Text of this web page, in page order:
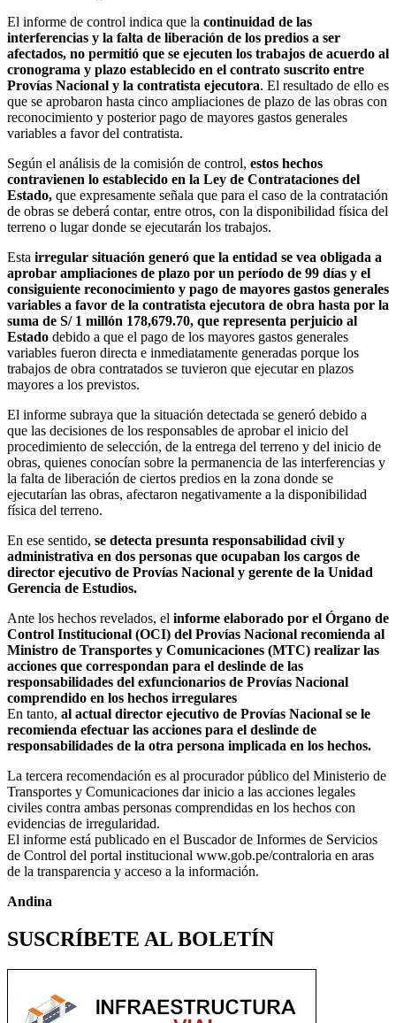
El informe de control indica que la continuidad de las
interferencias y la falta de liberación de los predios a ser
afectados, no permitió que se ejecuten los trabajos de acuerdo al
cronograma y plazo establecido en el contrato suscrito entre
Provías Nacional y la contratista ejecutora. El resultado de ello es
que se aprobaron hasta cinco ampliaciones de plazo de las obras con
reconocimiento y posterior pago de mayores gastos generales
variables a favor del contratista.
Según el análisis de la comisión de control, estos hechos
contravienen lo establecido en la Ley de Contrataciones del
Estado, que expresamente señala que para el caso de la contratación
de obras se deberá contar, entre otros, con la disponibilidad física del
terreno o lugar donde se ejecutarán los trabajos.
Esta irregular situación generó que la entidad se vea obligada a
aprobar ampliaciones de plazo por un período de 99 días y el
consiguiente reconocimiento y pago de mayores gastos generales
variables a favor de la contratista ejecutora de obra hasta por la
suma de S/ 1 millón 178,679.70, que representa perjuicio al
Estado debido a que el pago de los mayores gastos generales
variables fueron directa e inmediatamente generadas porque los
trabajos de obra contratados se tuvieron que ejecutar en plazos
mayores a los previstos.
El informe subraya que la situación detectada se generó debido a
que las decisiones de los responsables de aprobar el inicio del
procedimiento de selección, de la entrega del terreno y del inicio de
obras, quienes conocían sobre la permanencia de las interferencias y
la falta de liberación de ciertos predios en la zona donde se
ejecutarían las obras, afectaron negativamente a la disponibilidad
física del terreno.
En ese sentido, se detecta presunta responsabilidad civil y
administrativa en dos personas que ocupaban los cargos de
director ejecutivo de Provías Nacional y gerente de la Unidad
Gerencia de Estudios.
Ante los hechos revelados, el informe elaborado por el Órgano de
Control Institucional (OCI) del Provías Nacional recomienda al
Ministro de Transportes y Comunicaciones (MTC) realizar las
acciones que correspondan para el deslinde de las
responsabilidades del exfuncionarios de Provías Nacional
comprendido en los hechos irregulares
En tanto, al actual director ejecutivo de Provías Nacional se le
recomienda efectuar las acciones para el deslinde de
responsabilidades de la otra persona implicada en los hechos.
La tercera recomendación es al procurador público del Ministerio de
Transportes y Comunicaciones dar inicio a las acciones legales
civiles contra ambas personas comprendidas en los hechos con
evidencias de irregularidad.
El informe está publicado en el Buscador de Informes de Servicios
de Control del portal institucional www.gob.pe/contraloria en aras
de la transparencia y acceso a la información.
Andina
SUSCRÍBETE AL BOLETÍN